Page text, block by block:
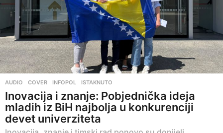
AUDIO ,COVER ,INFOPOL ,ISTAKNUTO
Inovacija i znanje: Pobjednička ideja
mladih iz BiH najbolja u konkurenciji
devet univerziteta